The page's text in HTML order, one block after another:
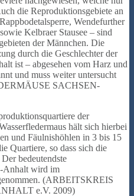
die Reproduktionsgebiete an
Wendefurther
Kelbraer Stausee – sind
der Männchen. Die
durch die Geschlechter der
ist – abgesehen vom Harz und
und muss weiter untersucht
SACHSEN-
der
hält sich hierbei
und Fäulnishöhlen in 3 bis 15
Quartiere, so dass sich die
bedeutendste
Anhalt wird im
(ARBEITSKREIS
e.V. 2009)